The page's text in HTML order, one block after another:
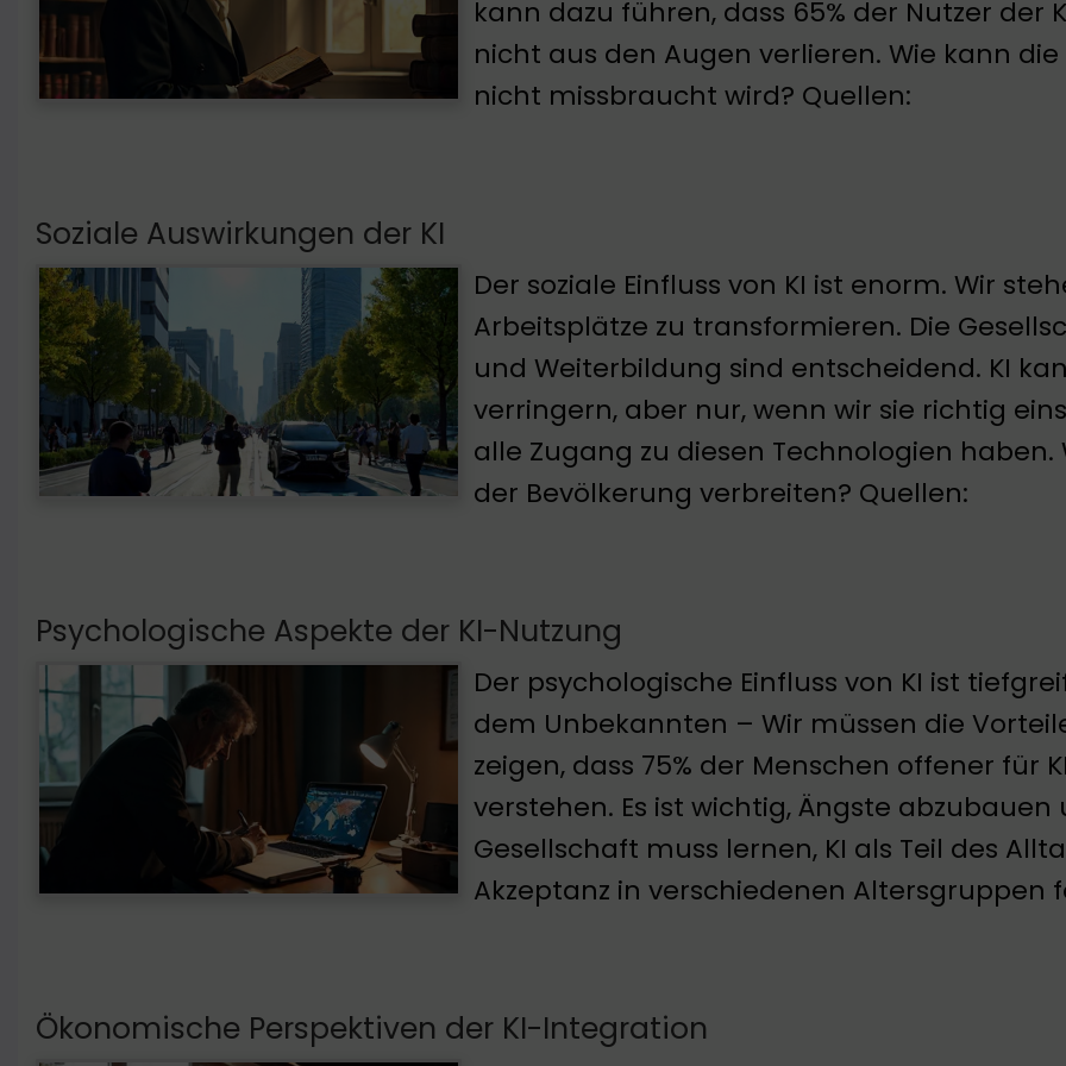
kann dazu führen, dass 65% der Nutzer der
nicht aus den Augen verlieren. Wie kann
nicht missbraucht wird? Quellen:
Soziale Auswirkungen der KI
Der soziale Einfluss von KI ist enorm. Wir
Arbeitsplätze zu transformieren. Die
und Weiterbildung sind entscheidend. KI
verringern, aber nur, wenn wir sie richtig
alle Zugang zu diesen Technologien haben.
der Bevölkerung verbreiten? Quellen:
Psychologische Aspekte der KI-Nutzung
Der psychologische Einfluss von KI ist
dem Unbekannten – Wir müssen die
zeigen, dass 75% der Menschen offener für
verstehen. Es ist wichtig, Ängste
Gesellschaft muss lernen, KI als Teil des
Akzeptanz in verschiedenen Altersgruppen
Ökonomische Perspektiven der KI-Integration